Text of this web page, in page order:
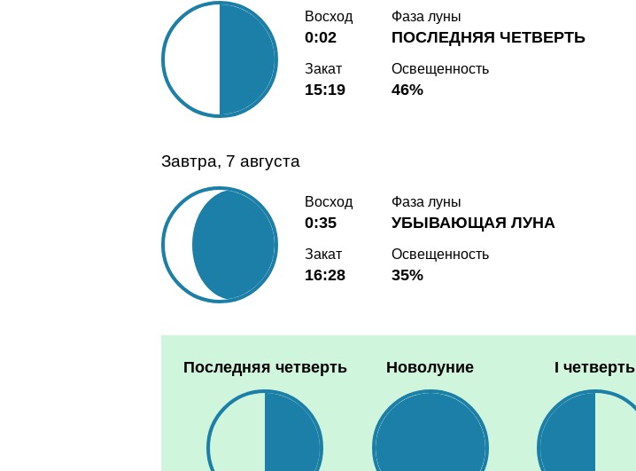
Восход
0:02
Закат
15:19
Фаза луны
ПОСЛЕДНЯЯ ЧЕТВЕРТЬ
Освещенность
46%
Завтра, 7 августа
Восход
0:35
Закат
16:28
Фаза луны
УБЫВАЮЩАЯ ЛУНА
Освещенность
35%
Последняя четверть Новолуние I четверть